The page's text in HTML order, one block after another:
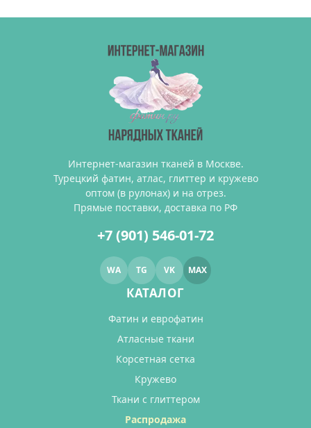
Интернет-магазин тканей в Москве.
Турецкий фатин, атлас, глиттер и кружево
оптом (в рулонах) и на отрез.
Прямые поставки, доставка по РФ
+7 (901) 546-01-72
WA TG VK MAX
КАТАЛОГ
Фатин и еврофатин
Атласные ткани
Корсетная сетка
Кружево
Ткани с глиттером
Распродажа